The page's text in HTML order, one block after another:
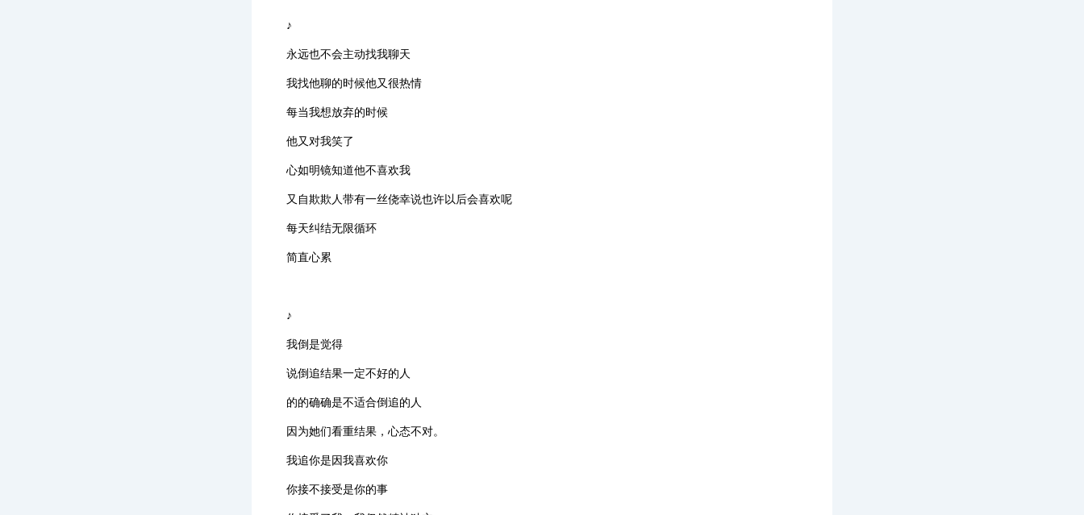
♪
永远也不会主动找我聊天
我找他聊的时候他又很热情
每当我想放弃的时候
他又对我笑了
心如明镜知道他不喜欢我
又自欺欺人带有一丝侥幸说也许以后会喜欢呢
每天纠结无限循环
简直心累
♪
我倒是觉得
说倒追结果一定不好的人
的的确确是不适合倒追的人
因为她们看重结果，心态不对。
我追你是因我喜欢你
你接不接受是你的事